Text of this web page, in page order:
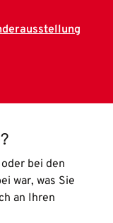
bei den
war, was Sie
an Ihren